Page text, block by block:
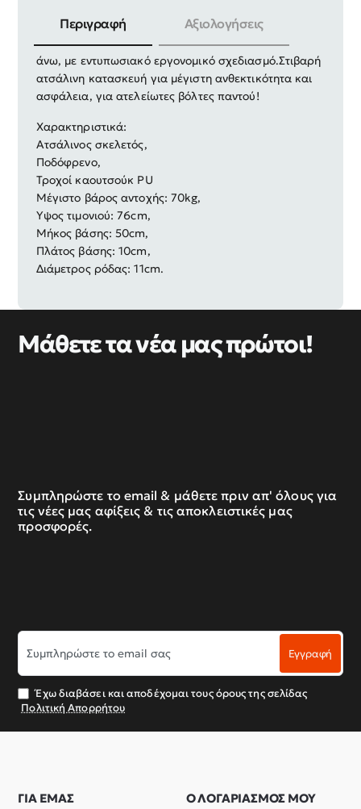
Περιγραφή Αξιολογήσεις
Παιδικό πατίνι δίκυκλο για παιδιά από 6 ετών και
άνω, με εντυπωσιακό εργονομικό σχεδιασμό.Στιβαρή
ατσάλινη κατασκευή για μέγιστη ανθεκτικότητα και
ασφάλεια, για ατελείωτες βόλτες παντού!
Χαρακτηριστικά:
Ατσάλινος σκελετός,
Ποδόφρενο,
Τροχοί καουτσούκ PU
Μέγιστο βάρος αντοχής: 70kg,
Yψος τιμονιού: 76cm,
Μήκος βάσης: 50cm,
Πλάτος βάσης: 10cm,
Διάμετρος ρόδας: 11cm.
Μάθετε τα νέα μας πρώτοι!
Συμπληρώστε το email & μάθετε πριν απ' όλους για
τις νέες μας αφίξεις & τις αποκλειστικές μας
προσφορές.
Συμπληρώστε
το
email
σας
Εγγραφή
Έχω διαβάσει και αποδέχομαι τους όρους της σελίδας
Πολιτική Απορρήτου
ΓΙΑ ΕΜΑΣ Ο ΛΟΓΑΡΙΑΣΜΟΣ ΜΟΥ